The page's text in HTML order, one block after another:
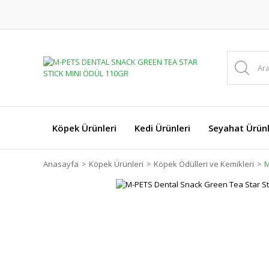
Köpek Ürünleri Kedi Ürünleri Seyahat
Anasayfa Köpek Ürünleri Köpek Ödülleri ve Kemikleri